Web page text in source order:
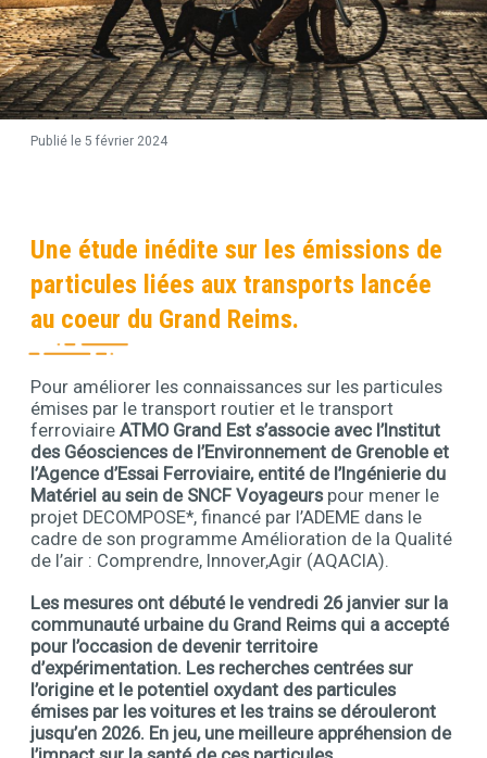
Publié le 5 février 2024
Une étude inédite sur les émissions de
particules liées aux transports lancée
au coeur du Grand Reims.
Contenu
Pour améliorer les connaissances sur les particules
émises par le transport routier et le transport
ferroviaire ATMO Grand Est s’associe avec l’Institut
des Géosciences de l’Environnement de Grenoble et
l’Agence d’Essai Ferroviaire, entité de l’Ingénierie du
Matériel au sein de SNCF Voyageurspour mener le
projet DECOMPOSE*, financé par l’ADEME dans le
cadre de son programme Amélioration de la Qualité
de l’air : Comprendre, Innover,Agir (AQACIA).
Contenu
Les mesures ont débuté le vendredi 26 janvier sur la
communauté urbaine du Grand Reims qui a accepté
pour l’occasion de devenir territoire
d’expérimentation. Les recherches centrées sur
l’origine et le potentiel oxydant des particules
émises par les voitures et les trains se dérouleront
jusqu’en 2026. En jeu, une meilleure appréhension de